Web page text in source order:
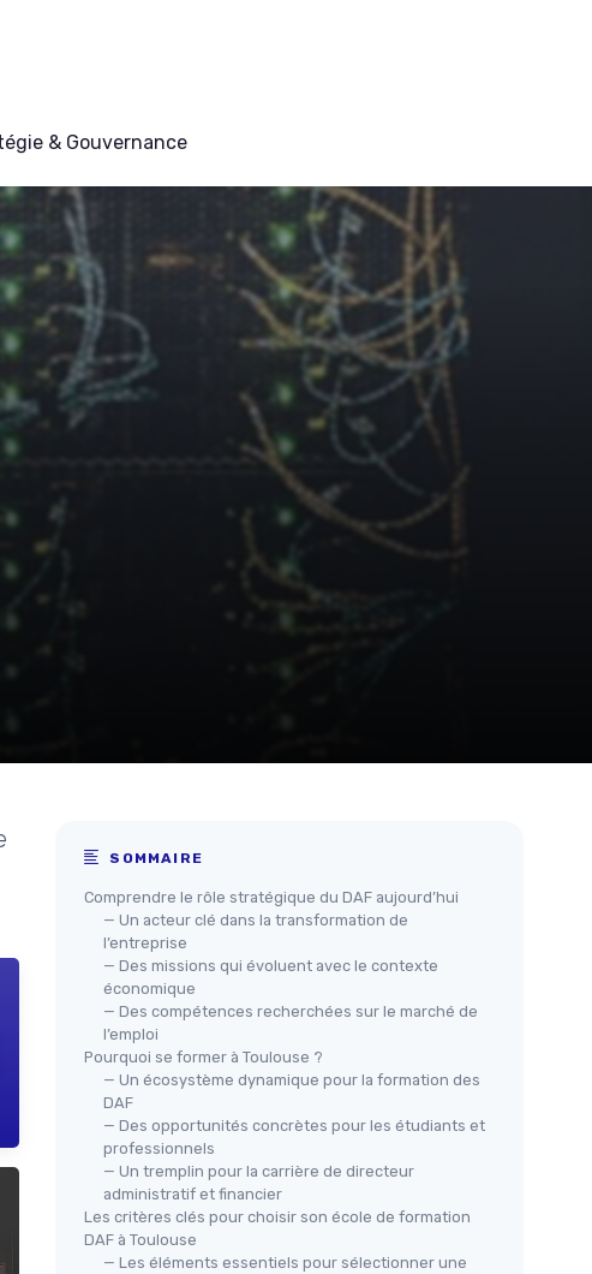
& Gouvernance
SOMMAIRE
Comprendre le rôle stratégique du DAF aujourd’hui
— Un acteur clé dans la transformation de
l’entreprise
— Des missions qui évoluent avec le contexte
économique
— Des compétences recherchées sur le marché de
l’emploi
Pourquoi se former à Toulouse ?
— Un écosystème dynamique pour la formation des
DAF
— Des opportunités concrètes pour les étudiants et
professionnels
— Un tremplin pour la carrière de directeur
administratif et financier
Les critères clés pour choisir son école de formation
DAF à Toulouse
— Les éléments essentiels pour sélectionner une